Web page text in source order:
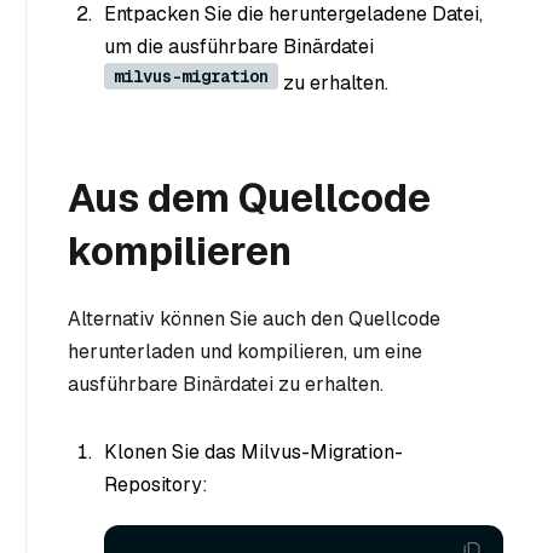
Entpacken Sie die heruntergeladene Datei,
um die ausführbare Binärdatei
milvus-migration zu erhalten.
Aus dem Quellcode
kompilieren
Alternativ können Sie auch den Quellcode
herunterladen und kompilieren, um eine
ausführbare Binärdatei zu erhalten.
Klonen Sie das Milvus-Migration-
Repository: